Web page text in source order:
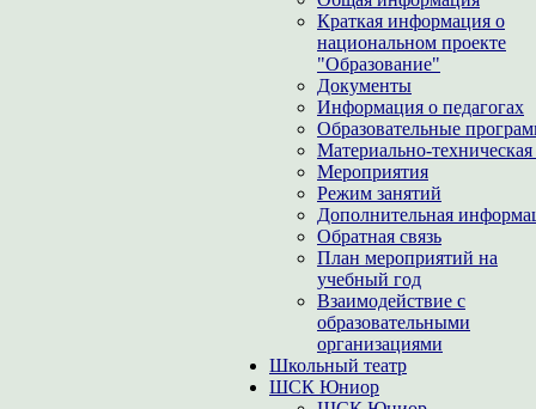
Краткая информация о
национальном проекте
"Образование"
Документы
Информация о педагогах
Образовательные
Материально-техническая
Мероприятия
Режим занятий
Дополнительная
Обратная связь
План мероприятий на
учебный год
Взаимодействие с
образовательными
организациями
Школьный театр
ШСК Юниор